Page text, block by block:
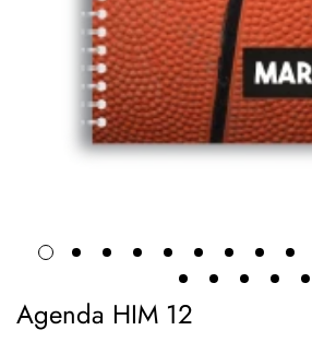
Agenda HIM 12